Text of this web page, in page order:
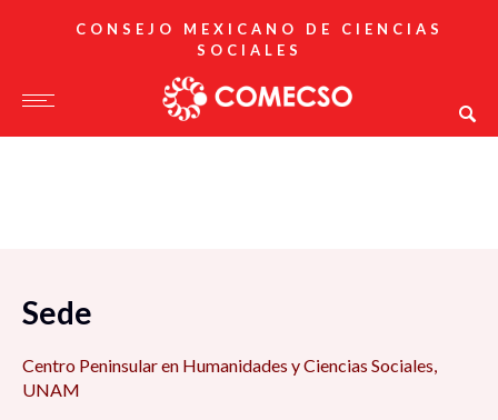
CONSEJO MEXICANO DE CIENCIAS
SOCIALES
Sede
Centro Peninsular en Humanidades y Ciencias Sociales,
UNAM